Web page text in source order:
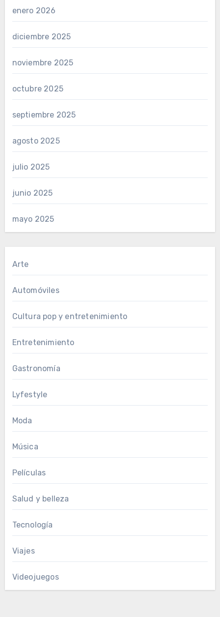
enero 2026
diciembre 2025
noviembre 2025
octubre 2025
septiembre 2025
agosto 2025
julio 2025
junio 2025
mayo 2025
Arte
Automóviles
Cultura pop y entretenimiento
Entretenimiento
Gastronomía
Lyfestyle
Moda
Música
Películas
Salud y belleza
Tecnología
Viajes
Videojuegos